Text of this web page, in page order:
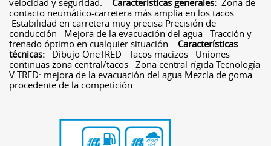
velocidad y seguridad. Características generales: Zona de
contacto neumático-carretera más amplia en los tacos
Estabilidad en carretera muy precisa Precisión de
conducción Mejora de la evacuación del agua Tracción y
frenado óptimo en cualquier situación Características
técnicas:
Dibujo OneTRED Tacos macizos Uniones
continuas zona central/tacos Zona central rígida Tecnología
V-TRED: mejora de la evacuación del agua Mezcla de goma
procedente de la competición